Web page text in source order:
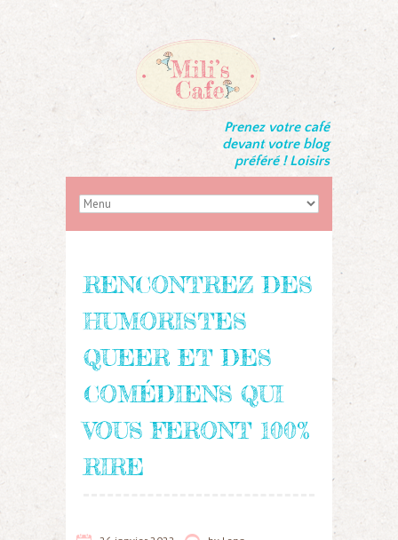
Prenez votre café
devant votre blog
préféré ! Loisirs
RENCONTREZ DES
HUMORISTES
QUEER ET DES
COMÉDIENS QUI
VOUS FERONT 100%
RIRE